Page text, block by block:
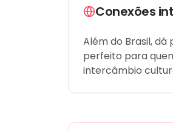
Conexões
Além do Brasil,
perfeito para
intercâmbio